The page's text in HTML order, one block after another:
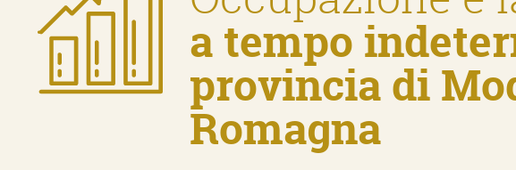
a tempo
provincia di
Romagna
Home